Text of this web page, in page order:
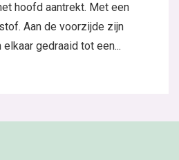
hoofd aantrekt. Met een
Aan de voorzijde zijn
gedraaid tot een...